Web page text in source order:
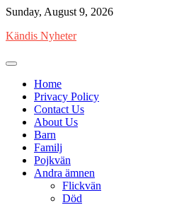
Skip
content
Sunday, August 9, 2026
Kändis Nyheter
Home
Privacy Policy
Contact Us
About Us
Barn
Familj
Pojkvän
Andra ämnen
Flickvän
Död